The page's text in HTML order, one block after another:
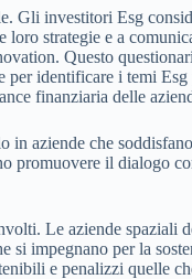
Gli investitori Esg
strategie e a
Questo
identificare i temi
finanziaria delle
aziende che
il dialogo
Le aziende spaziali
si impegnano per la
e penalizzi quelle